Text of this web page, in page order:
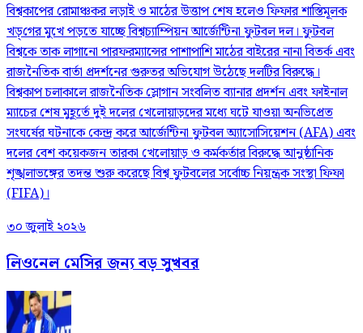
বিশ্বকাপের রোমাঞ্চকর লড়াই ও মাঠের উত্তাপ শেষ হলেও ফিফার শাস্তিমূলক
খড়্‌গের মুখে পড়তে যাচ্ছে বিশ্বচ্যাম্পিয়ন আর্জেন্টিনা ফুটবল দল। ফুটবল
বিশ্বকে তাক লাগানো পারফরম্যান্সের পাশাপাশি মাঠের বাইরের নানা বিতর্ক এবং
রাজনৈতিক বার্তা প্রদর্শনের গুরুতর অভিযোগ উঠেছে দলটির বিরুদ্ধে।
বিশ্বকাপ চলাকালে রাজনৈতিক স্লোগান সংবলিত ব্যানার প্রদর্শন এবং ফাইনাল
ম্যাচের শেষ মুহূর্তে দুই দলের খেলোয়াড়দের মধ্যে ঘটে যাওয়া অনভিপ্রেত
সংঘর্ষের ঘটনাকে কেন্দ্র করে আর্জেন্টিনা ফুটবল অ্যাসোসিয়েশন (AFA) এবং
দলের বেশ কয়েকজন তারকা খেলোয়াড় ও কর্মকর্তার বিরুদ্ধে আনুষ্ঠানিক
শৃঙ্খলাভঙ্গের তদন্ত শুরু করেছে বিশ্ব ফুটবলের সর্বোচ্চ নিয়ন্ত্রক সংস্থা ফিফা
(FIFA)।
৩০ জুলাই ২০২৬
লিওনেল মেসির জন্য বড় সুখবর